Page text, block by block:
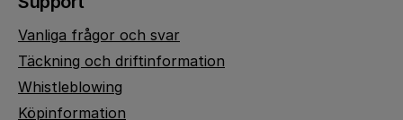
Vanliga frågor och svar
Täckning och driftinformation
Whistleblowing
Köpinformation